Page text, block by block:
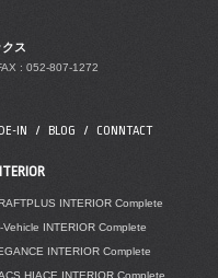
ス
: 052-807-1272
IN BLOG CONNTACT
INTERIOR Complete
Vehicle INTERIOR Complete
INTERIOR Complete